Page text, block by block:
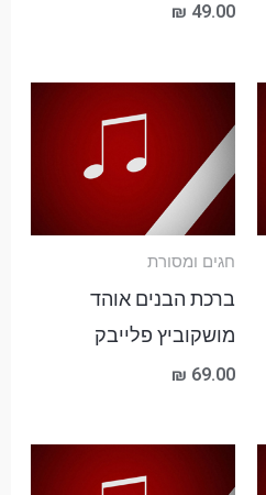
₪ 49.00
חגים ומסורת
ברכת הבנים אוהד
מושקוביץ פלייבק
₪ 69.00